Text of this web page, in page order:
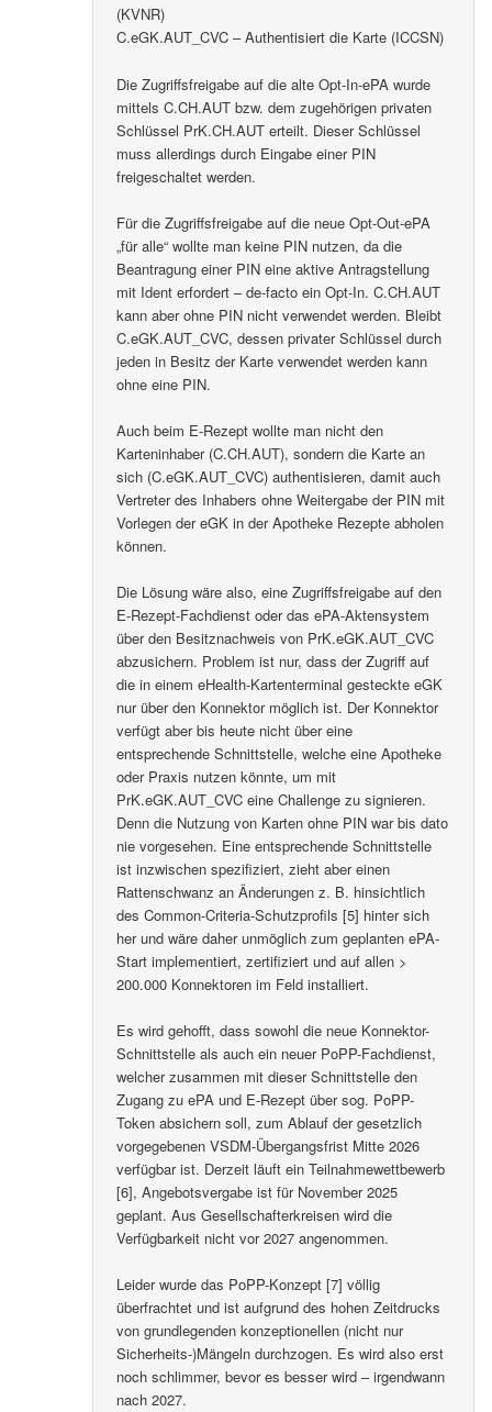
(KVNR)
C.eGK.AUT_CVC – Authentisiert die Karte (ICCSN)
Die Zugriffsfreigabe auf die alte Opt-In-ePA wurde
mittels C.CH.AUT bzw. dem zugehörigen privaten
Schlüssel PrK.CH.AUT erteilt. Dieser Schlüssel
muss allerdings durch Eingabe einer PIN
freigeschaltet werden.
Für die Zugriffsfreigabe auf die neue Opt-Out-ePA
„für alle“ wollte man keine PIN nutzen, da die
Beantragung einer PIN eine aktive Antragstellung
mit Ident erfordert – de-facto ein Opt-In. C.CH.AUT
kann aber ohne PIN nicht verwendet werden. Bleibt
C.eGK.AUT_CVC, dessen privater Schlüssel durch
jeden in Besitz der Karte verwendet werden kann
ohne eine PIN.
Auch beim E-Rezept wollte man nicht den
Karteninhaber (C.CH.AUT), sondern die Karte an
sich (C.eGK.AUT_CVC) authentisieren, damit auch
Vertreter des Inhabers ohne Weitergabe der PIN mit
Vorlegen der eGK in der Apotheke Rezepte abholen
können.
Die Lösung wäre also, eine Zugriffsfreigabe auf den
E-Rezept-Fachdienst oder das ePA-Aktensystem
über den Besitznachweis von PrK.eGK.AUT_CVC
abzusichern. Problem ist nur, dass der Zugriff auf
die in einem eHealth-Kartenterminal gesteckte eGK
nur über den Konnektor möglich ist. Der Konnektor
verfügt aber bis heute nicht über eine
entsprechende Schnittstelle, welche eine Apotheke
oder Praxis nutzen könnte, um mit
PrK.eGK.AUT_CVC eine Challenge zu signieren.
Denn die Nutzung von Karten ohne PIN war bis dato
nie vorgesehen. Eine entsprechende Schnittstelle
ist inzwischen spezifiziert, zieht aber einen
Rattenschwanz an Änderungen z. B. hinsichtlich
des Common-Criteria-Schutzprofils [5] hinter sich
her und wäre daher unmöglich zum geplanten ePA-
Start implementiert, zertifiziert und auf allen >
200.000 Konnektoren im Feld installiert.
Es wird gehofft, dass sowohl die neue Konnektor-
Schnittstelle als auch ein neuer PoPP-Fachdienst,
welcher zusammen mit dieser Schnittstelle den
Zugang zu ePA und E-Rezept über sog. PoPP-
Token absichern soll, zum Ablauf der gesetzlich
vorgegebenen VSDM-Übergangsfrist Mitte 2026
verfügbar ist. Derzeit läuft ein Teilnahmewettbewerb
[6], Angebotsvergabe ist für November 2025
geplant. Aus Gesellschafterkreisen wird die
Verfügbarkeit nicht vor 2027 angenommen.
Leider wurde das PoPP-Konzept [7] völlig
überfrachtet und ist aufgrund des hohen Zeitdrucks
von grundlegenden konzeptionellen (nicht nur
Sicherheits-)Mängeln durchzogen. Es wird also erst
noch schlimmer, bevor es besser wird – irgendwann
nach 2027.